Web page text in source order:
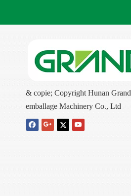
& copie; Copyright Hunan Grand
emballage Machinery Co., Ltd